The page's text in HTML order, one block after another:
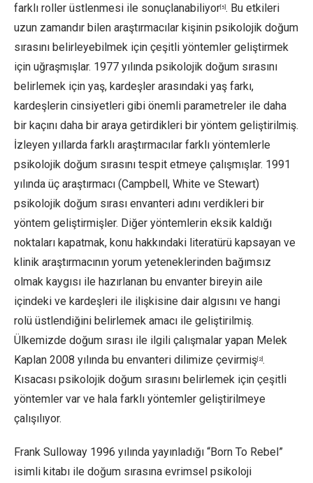
farklı roller üstlenmesi ile sonuçlanabiliyor [5] . Bu etkileri
uzun zamandır bilen araştırmacılar kişinin psikolojik doğum
sırasını belirleyebilmek için çeşitli yöntemler geliştirmek
için uğraşmışlar. 1977 yılında psikolojik doğum sırasını
belirlemek için yaş, kardeşler arasındaki yaş farkı,
kardeşlerin cinsiyetleri gibi önemli parametreler ile daha
bir kaçını daha bir araya getirdikleri bir yöntem geliştirilmiş.
İzleyen yıllarda farklı araştırmacılar farklı yöntemlerle
psikolojik doğum sırasını tespit etmeye çalışmışlar. 1991
yılında üç araştırmacı (Campbell, White ve Stewart)
psikolojik doğum sırası envanteri adını verdikleri bir
yöntem geliştirmişler. Diğer yöntemlerin eksik kaldığı
noktaları kapatmak, konu hakkındaki literatürü kapsayan ve
klinik araştırmacının yorum yeteneklerinden bağımsız
olmak kaygısı ile hazırlanan bu envanter bireyin aile
içindeki ve kardeşleri ile ilişkisine dair algısını ve hangi
rolü üstlendiğini belirlemek amacı ile geliştirilmiş.
Ülkemizde doğum sırası ile ilgili çalışmalar yapan Melek
Kaplan 2008 yılında bu envanteri dilimize çevirmiş [2].
Kısacası psikolojik doğum sırasını belirlemek için çeşitli
yöntemler var ve hala farklı yöntemler geliştirilmeye
çalışılıyor.
Frank Sulloway 1996 yılında yayınladığı “Born To Rebel”
isimli kitabı ile doğum sırasına evrimsel psikoloji